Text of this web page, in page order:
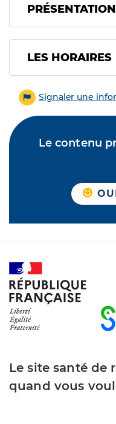
PRÉSENTATION
LES HORAIRES
Signaler une
Le contenu
OUI
Le site santé de
quand vous